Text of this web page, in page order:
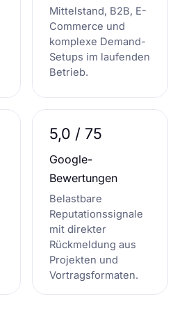
Mittelstand, B2B, E-
Commerce und
komplexe Demand-
Setups im laufenden
Betrieb.
5,0 / 75
Google-
Bewertungen
Belastbare
Reputationssignale
mit direkter
Rückmeldung aus
Projekten und
Vortragsformaten.